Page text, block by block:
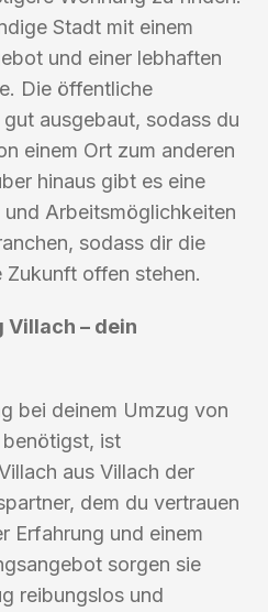
Stadt mit einem
und einer lebhaften
Die öffentliche
ausgebaut, sodass du
einem Ort zum anderen
hinaus gibt es eine
Arbeitsmöglichkeiten
sodass dir die
offen stehen.
Villach – dein
bei deinem Umzug von
ist
aus Villach der
dem du vertrauen
Erfahrung und einem
sorgen sie
reibungslos und